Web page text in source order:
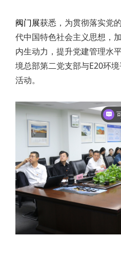
阀门展获悉，为贯彻落实党
代中国特色社会主义思想，
内生动力，提升党建管理水
境总部第二党支部与E20环
活动。